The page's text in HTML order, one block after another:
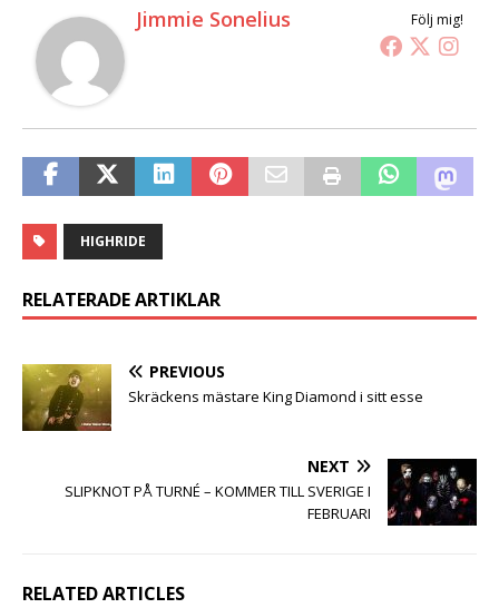
Följ mig!
Jimmie Sonelius
HIGHRIDE
RELATERADE ARTIKLAR
PREVIOUS
Skräckens mästare King Diamond i sitt esse
NEXT
SLIPKNOT PÅ TURNÉ – KOMMER TILL SVERIGE I
FEBRUARI
RELATED ARTICLES